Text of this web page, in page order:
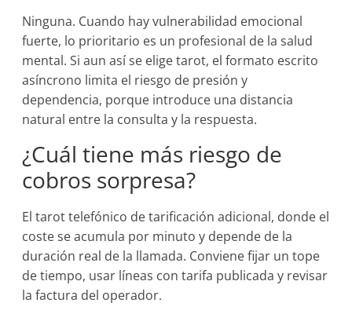
Ninguna. Cuando hay vulnerabilidad emocional
fuerte, lo prioritario es un profesional de la salud
mental. Si aun así se elige tarot, el formato escrito
asíncrono limita el riesgo de presión y
dependencia, porque introduce una distancia
natural entre la consulta y la respuesta.
¿Cuál tiene más riesgo de
cobros sorpresa?
El tarot telefónico de tarificación adicional, donde el
coste se acumula por minuto y depende de la
duración real de la llamada. Conviene fijar un tope
de tiempo, usar líneas con tarifa publicada y revisar
la factura del operador.